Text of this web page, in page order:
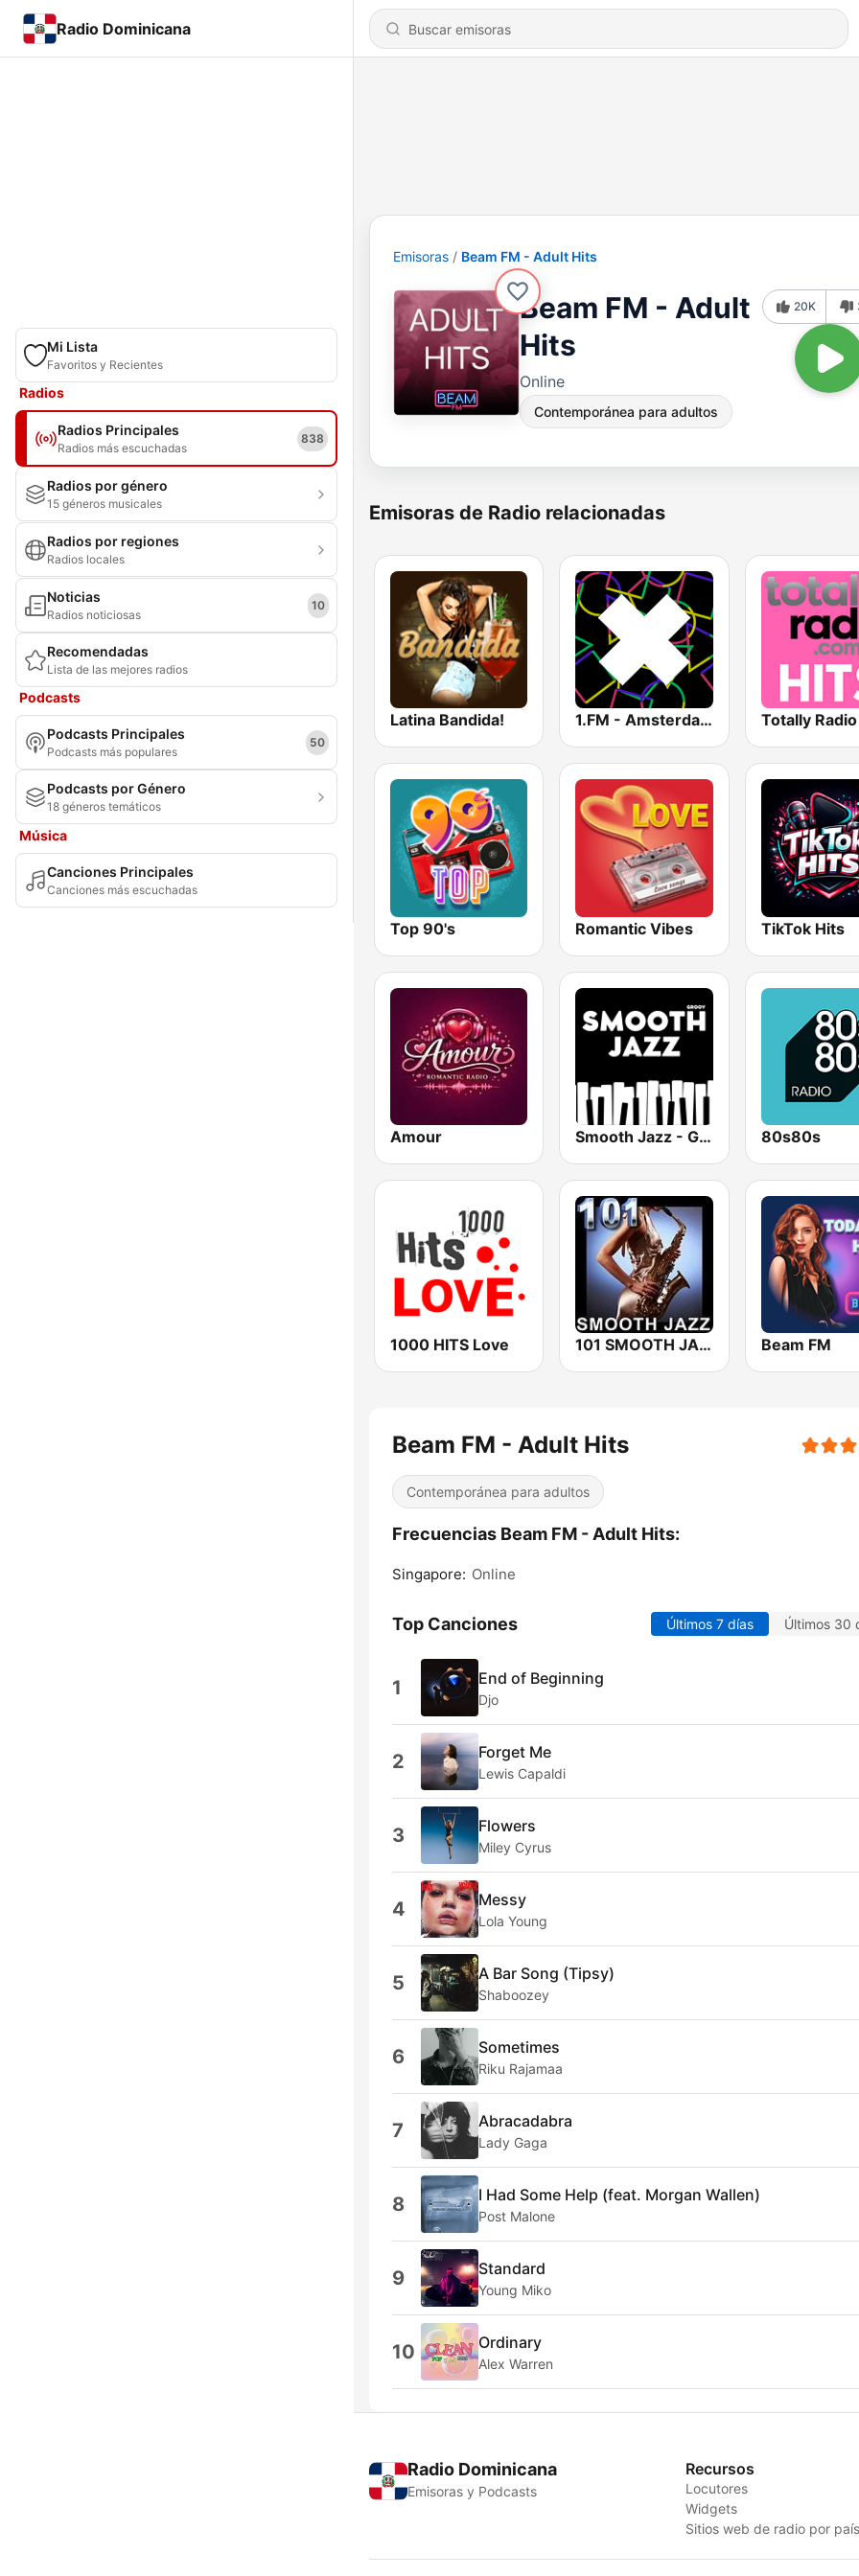
Radio Dominicana
Mi Lista
Favoritos y Recientes
Radios
Radios Principales
Radios más escuchadas
838
Radios por género
15 géneros musicales
Radios por regiones
Radios locales
Noticias
Radios noticiosas
10
Recomendadas
Lista de las mejores radios
Podcasts
Podcasts Principales
Podcasts más populares
50
Podcasts por Género
18 géneros temáticos
Música
Canciones Principales
Canciones más escuchadas
Emisoras Beam FM - Adult Hits
Beam FM - Adult
Hits
Online
Contemporánea para adultos
20K
Emisoras de Radio relacionadas
Latina Bandida! 1.FM - Amsterdam Trance Totally
Top 90's Romantic Vibes TikTok Hits
Amour Smooth Jazz - Groov 80s80s
1000 HITS Love 101 SMOOTH JAZZ Beam FM
Beam FM - Adult Hits
Contemporánea para adultos
Frecuencias Beam FM - Adult Hits:
Singapore: Online
Top Canciones Últimos 7 días Últimos 30
1 End of Beginning
Djo
2 Forget Me
Lewis Capaldi
3 Flowers
Miley Cyrus
4 Messy
Lola Young
5 A Bar Song (Tipsy)
Shaboozey
6 Sometimes
Riku Rajamaa
7 Abracadabra
Lady Gaga
8 I Had Some Help (feat. Morgan Wallen)
Post Malone
9 Standard
Young Miko
10 Ordinary
Alex Warren
Radio Dominicana
Emisoras y Podcasts
Recursos
Locutores
Widgets
Sitios web de radio por